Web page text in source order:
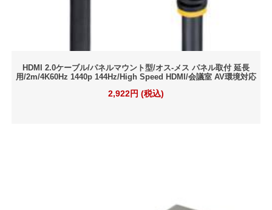
HDMI 2.0ケーブル/パネルマウント型/オス-メス パネル取付 延長
用/2m/4K60Hz 1440p 144Hz/High Speed HDMI/会議室 AV環境対応
2,922円 (税込)